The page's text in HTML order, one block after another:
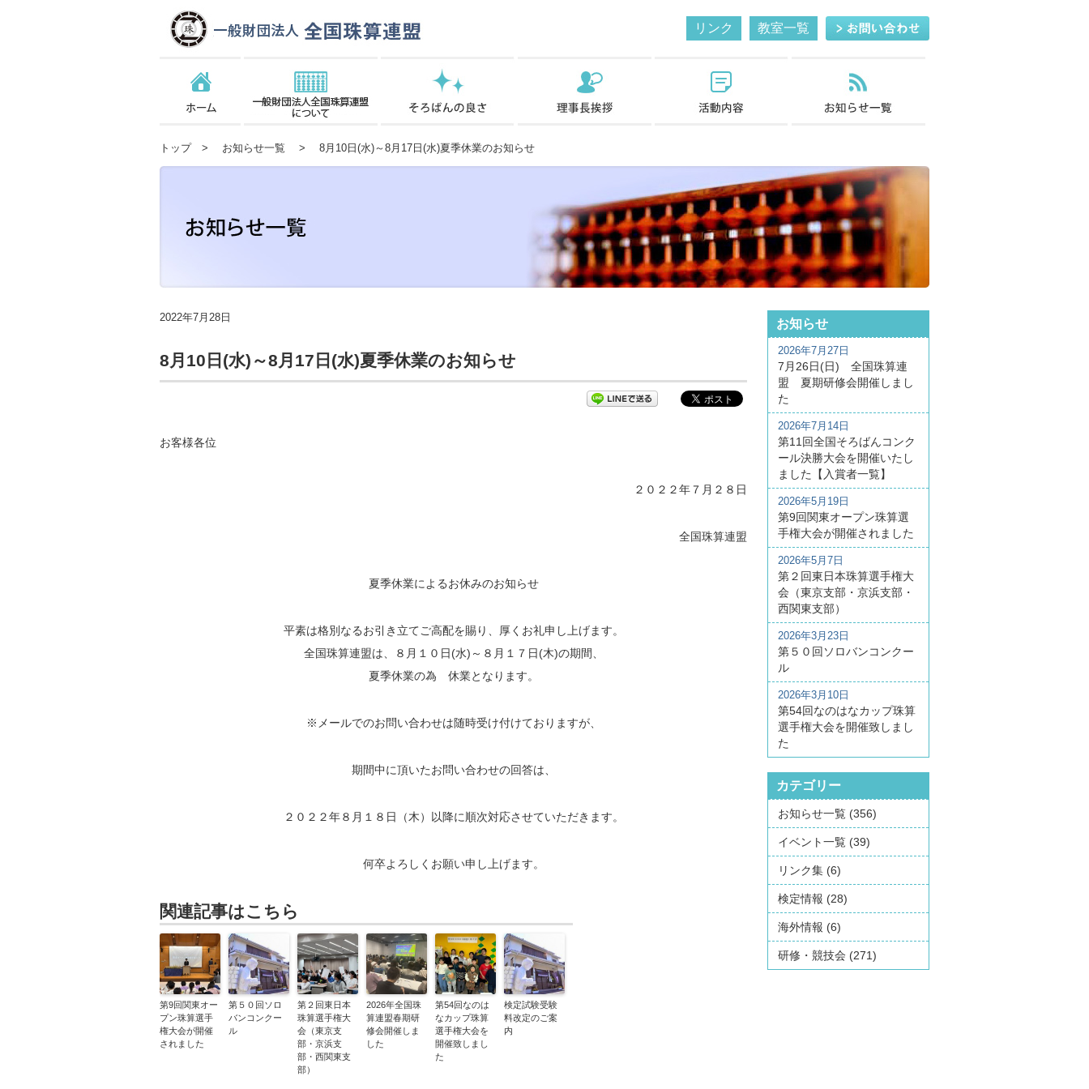
教室一覧
リンク
トップ> お知らせ一覧 > 8月10日(水)～8月17日(水)夏季休業のお知らせ
2022年7月28日
8月10日(水)～8月17日(水)夏季休業のお知らせ
お客様各位
２０２２年７月２８日
全国珠算連盟
夏季休業によるお休みのお知らせ
平素は格別なるお引き立てご高配を賜り、厚くお礼申し上げます。
全国珠算連盟は、８月１０日(水)～８月１７日(木)の期間、
夏季休業の為 休業となります。
※メールでのお問い合わせは随時受け付けておりますが、
期間中に頂いたお問い合わせの回答は、
２０２２年８月１８日（木）以降に順次対応させていただきます。
何卒よろしくお願い申し上げます。
関連記事はこちら
第9回関東オー
プン珠算選手
権大会が開催
されました
第５０回ソロ
バンコンクー
ル
第２回東日本
珠算選手権大
会（東京支
部・京浜支
部・西関東支
部）
2026年全国珠
算連盟春期研
修会開催しま
した
第54回なのは
なカップ珠算
選手権大会を
開催致しまし
た
検定試験受験
料改定のご案
内
お知らせ
2026年7月27日
7月26日(日) 全国珠算連
盟 夏期研修会開催しまし
た
2026年7月14日
第11回全国そろばんコンク
ール決勝大会を開催いたし
ました【入賞者一覧】
2026年5月19日
第9回関東オープン珠算選
手権大会が開催されました
2026年5月7日
第２回東日本珠算選手権大
会（東京支部・京浜支部・
西関東支部）
2026年3月23日
第５０回ソロバンコンクー
ル
2026年3月10日
第54回なのはなカップ珠算
選手権大会を開催致しまし
た
カテゴリー
お知らせ一覧 (356)
イベント一覧 (39)
リンク集 (6)
検定情報 (28)
海外情報 (6)
研修・競技会 (271)